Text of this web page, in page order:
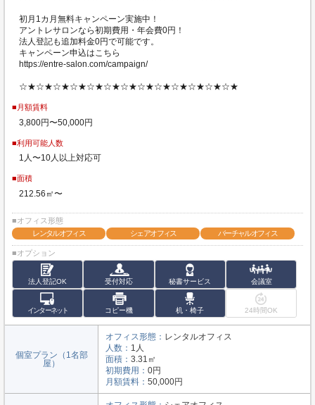
初月1カ月無料キャンペーン実施中！
アントレサロンなら初期費用・年会費0円！
法人登記も追加料金0円で可能です。
キャンペーン申込はこちら
https://entre-salon.com/campaign/
☆★☆★☆★☆★☆★☆★☆★☆★☆★☆★☆★☆★☆★
■月額賃料
3,800円〜50,000円
■利用可能人数
1人〜10人以上対応可
■面積
212.56㎡〜
■オフィス形態
レンタルオフィス
シェアオフィス バーチャルオフィス
■オプション
法人登記OK 受付対応 秘書サービス 会議室
インターネット コピー機 机・椅子 24時間OK
個室プラン（1名部
屋）
オフィス形態： レンタルオフィス
人数： 1人
面積： 3.31㎡
初期費用： 0円
月額賃料： 50,000円